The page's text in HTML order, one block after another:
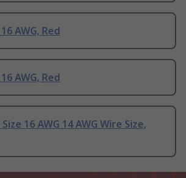
AWG, Red
AWG, Red
16 AWG 14 AWG Wire Size,